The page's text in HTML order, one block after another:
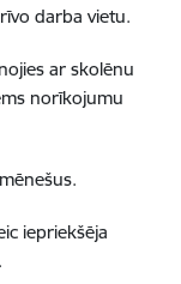
darba vietu.
ar skolēnu
norīkojumu
iepriekšēja